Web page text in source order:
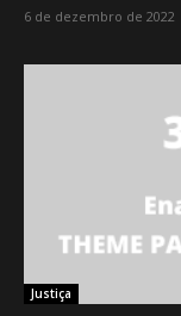
6 de dezembro de 2022
Justiça